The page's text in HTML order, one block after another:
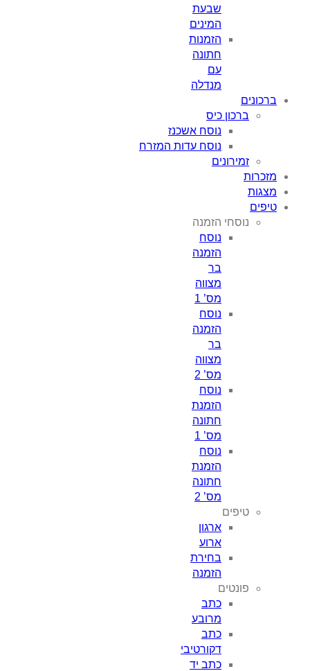
שבעת
המינים
הזמנות
חתונה
עם
מנדלה
ברכונים
ברכון כיס
נוסח אשכנז
נוסח עדות המזרח
זמירונים
מזכרות
מצגות
טיפים
נוסחי הזמנה
נוסח
הזמנה
בר
מצווה
מס’ 1
נוסח
הזמנה
בר
מצווה
מס’ 2
נוסח
הזמנת
חתונה
מס’ 1
נוסח
הזמנת
חתונה
מס’ 2
טיפים
ארגון
ארוע
בחירת
הזמנה
פונטים
כתב
מרובע
כתב
דקורטיבי
כתב יד